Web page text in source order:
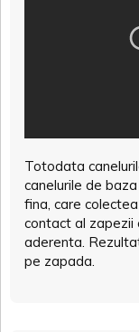
Totodata
canelurile de
fina, care
contact al zapezii
aderenta.
pe zapada.